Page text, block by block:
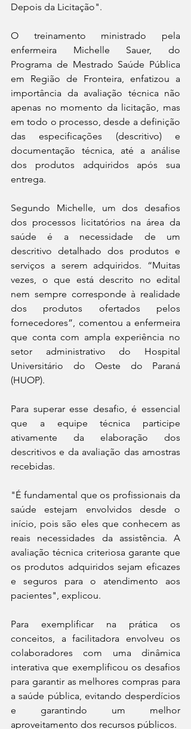
Depois da Licitação".
O treinamento ministrado pela
enfermeira Michelle Sauer, do
Programa de Mestrado Saúde Pública
em Região de Fronteira, enfatizou a
importância da avaliação técnica não
apenas no momento da licitação, mas
em todo o processo, desde a definição
das especificações (descritivo) e
documentação técnica, até a análise
dos produtos adquiridos após sua
entrega.
Segundo Michelle, um dos desafios
dos processos licitatórios na área da
saúde é a necessidade de um
descritivo detalhado dos produtos e
serviços a serem adquiridos. “Muitas
vezes, o que está descrito no edital
nem sempre corresponde à realidade
dos produtos ofertados pelos
fornecedores”, comentou a enfermeira
que conta com ampla experiência no
setor administrativo do Hospital
Universitário do Oeste do Paraná
(HUOP).
Para superar esse desafio, é essencial
que a equipe técnica participe
ativamente da elaboração dos
descritivos e da avaliação das amostras
recebidas.
"É fundamental que os profissionais da
saúde estejam envolvidos desde o
início, pois são eles que conhecem as
reais necessidades da assistência. A
avaliação técnica criteriosa garante que
os produtos adquiridos sejam eficazes
e seguros para o atendimento aos
pacientes", explicou.
Para exemplificar na prática os
conceitos, a facilitadora envolveu os
colaboradores com uma dinâmica
interativa que exemplificou os desafios
para garantir as melhores compras para
a saúde pública, evitando desperdícios
e garantindo um melhor
aproveitamento dos recursos públicos.